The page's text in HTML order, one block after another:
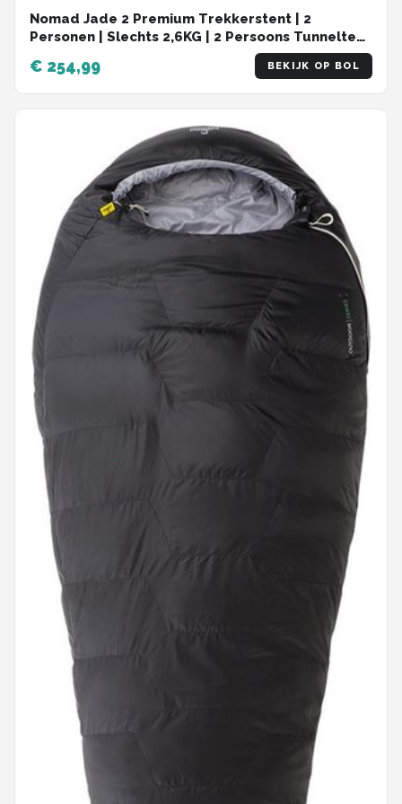
Nomad Jade 2 Premium Trekkerstent | 2
Personen | Slechts 2,6KG | 2 Persoons Tunneltent
€ 254,99 BEKIJK OP BOL